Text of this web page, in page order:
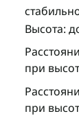
Высота:
при
при